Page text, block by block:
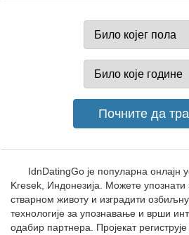
IdnDatingGo је популарна онлајн
Kresek, Индонезија. Можете
стварном животу и изградити
технологије за упознавање и врши
одабир партнера. Пројекат